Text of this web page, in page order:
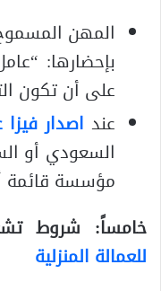
المهن
بإحضارها:
على أن تكون
عند اصدار فيزا
السعودي أو
مؤسسة قائمة
خامساً: شروط
للعمالة المنزلية